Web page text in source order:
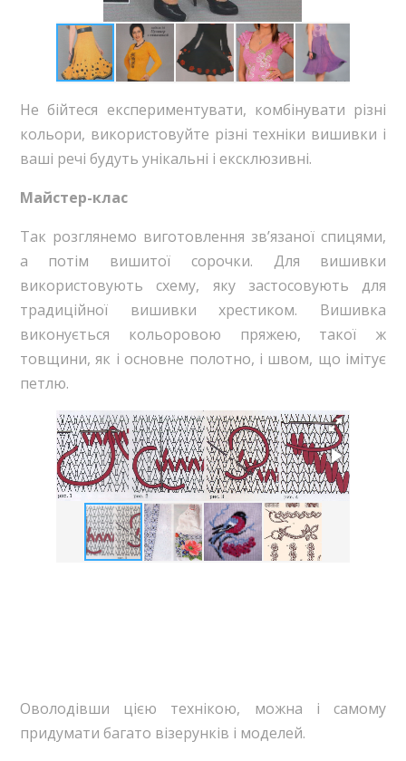
Не бійтеся експериментувати, комбінувати різні
кольори, використовуйте різні техніки вишивки і
ваші речі будуть унікальні і ексклюзивні.
Майстер-клас
Так розглянемо виготовлення зв’язаної спицями,
а потім вишитої сорочки. Для вишивки
використовують схему, яку застосовують для
традиційної вишивки хрестиком. Вишивка
виконується кольоровою пряжею, такої ж
товщини, як і основне полотно, і швом, що імітує
петлю.
Оволодівши цією технікою, можна і самому
придумати багато візерунків і моделей.